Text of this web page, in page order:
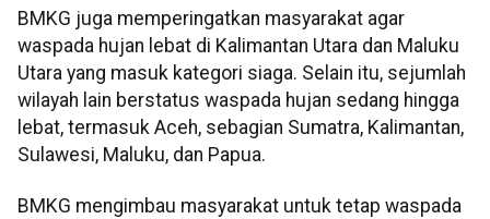
BMKG juga memperingatkan masyarakat agar
waspada hujan lebat di Kalimantan Utara dan Maluku
Utara yang masuk kategori siaga. Selain itu, sejumlah
wilayah lain berstatus waspada hujan sedang hingga
lebat, termasuk Aceh, sebagian Sumatra, Kalimantan,
Sulawesi, Maluku, dan Papua.
BMKG mengimbau masyarakat untuk tetap waspada